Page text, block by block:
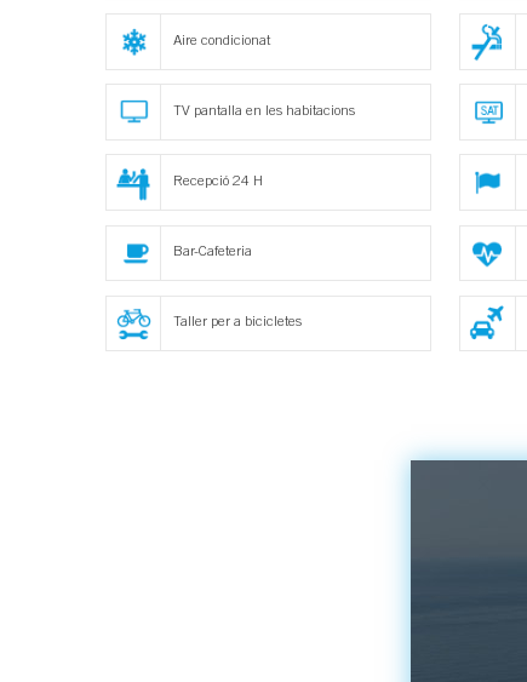
Aire condicionat
TV pantalla en les habitacions
Recepció 24 H
Bar-Cafeteria
Taller per a bicicletes